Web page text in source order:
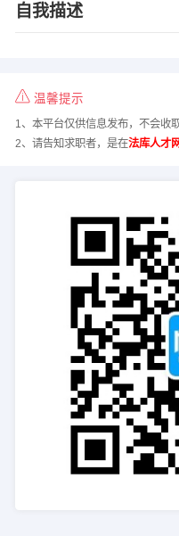
自我描述
温馨提示
1、本平台仅供信息发布，不会收
2、请告知求职者，是在法库人才